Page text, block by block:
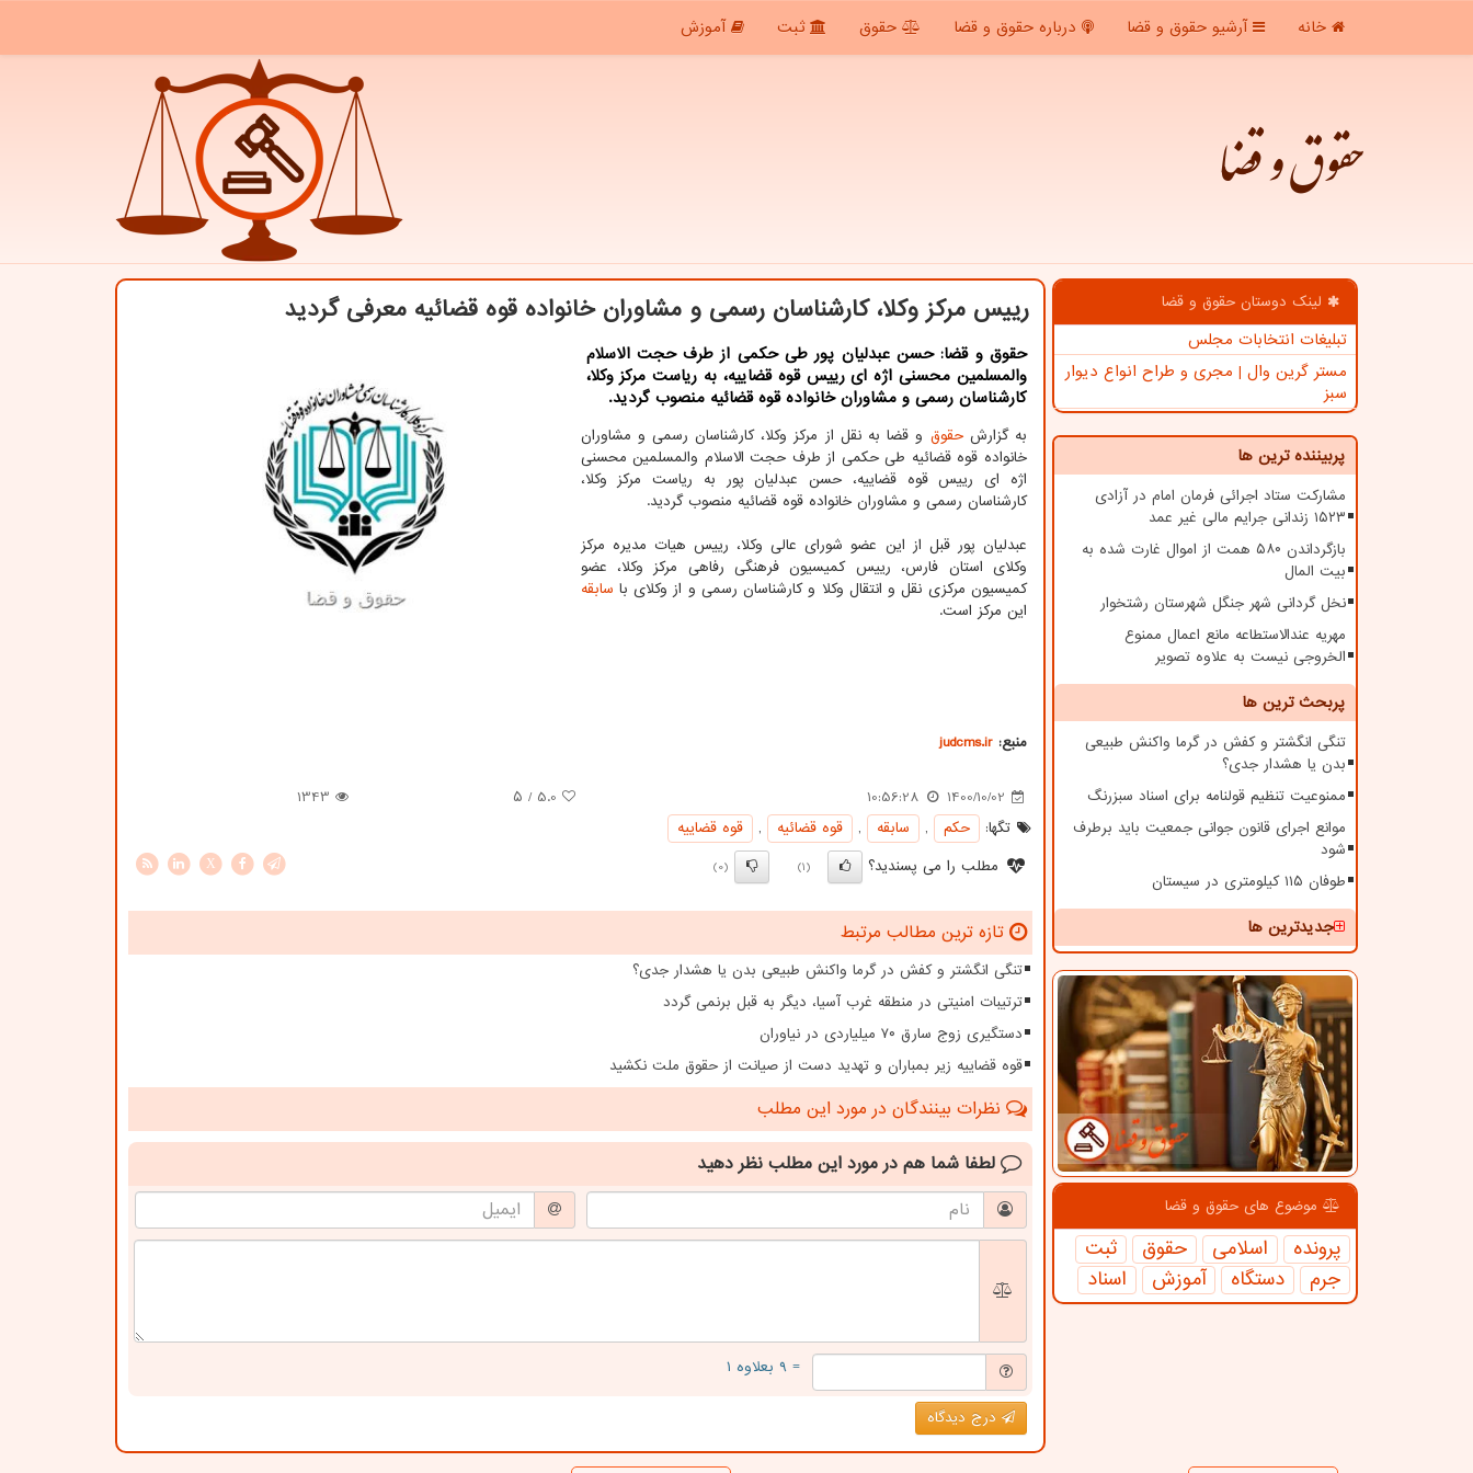
خانه آرشیو حقوق و قضا درباره حقوق و قضا حقوق ثبت آموزش
حقوق و قضا
لینک دوستان حقوق و قضا
تبلیغات انتخابات مجلس
مستر گرین وال | مجری و طراح انواع دیوار
سبز
پربیننده ترین ها
مشارکت ستاد اجرائی فرمان امام در آزادی
۱۵۲۳ زندانی جرایم مالی غیر عمد
بازگرداندن ۵۸۰ همت از اموال غارت شده به
بیت المال
نخل گردانی شهر جنگل شهرستان رشتخوار
مهریه عندالاستطاعه مانع اعمال ممنوع
الخروجی نیست به علاوه تصویر
پربحث ترین ها
تنگی انگشتر و کفش در گرما واکنش طبیعی
بدن یا هشدار جدی؟
ممنوعیت تنظیم قولنامه برای اسناد سبزرنگ
موانع اجرای قانون جوانی جمعیت باید برطرف
شود
طوفان ۱۱۵ کیلومتری در سیستان
جدیدترین ها
موضوع های حقوق و قضا
پرونده اسلامی حقوق
ثبت
جرم
دستگاه آموزش اسناد
رییس مرکز وکلا، کارشناسان رسمی و مشاوران خانواده قوه قضائیه معرفی گردید
حقوق و قضا: حسن عبدلیان پور طی حکمی از طرف حجت الاسلام
والمسلمین محسنی اژه ای رییس قوه قضاییه، به ریاست مرکز وکلا،
کارشناسان رسمی و مشاوران خانواده قوه قضائیه منصوب گردید.
به گزارشحقوق و قضا به نقل از مرکز وکلا، کارشناسان رسمی و مشاوران
خانواده قوه قضائیه طی حکمی از طرف حجت الاسلام والمسلمین محسنی
اژه ای رییس قوه قضاییه، حسن عبدلیان پور به ریاست مرکز وکلا،
کارشناسان رسمی و مشاوران خانواده قوه قضائیه منصوب گردید.
عبدلیان پور قبل از این عضو شورای عالی وکلا، رییس هیات مدیره مرکز
وکلای استان فارس، رییس کمیسیون فرهنگی رفاهی مرکز وکلا، عضو
کمیسیون مرکزی نقل و انتقال وکلا و کارشناسان رسمی و از وکلای با سابقه
این مرکز است.
منبع: judcms.ir
1400/10/02
10:56:28
5.0 / ۵
1343
تگها:
حكم , سابقه , قوه قضائیه ,
قوه قضاییه
مطلب را می پسندید؟
(1)
(0)
X
تازه ترین مطالب مرتبط
تنگی انگشتر و کفش در گرما واکنش طبیعی بدن یا هشدار جدی؟
ترتیبات امنیتی در منطقه غرب آسیا، دیگر به قبل برنمی گردد
دستگیری زوج سارق ۷۰ میلیاردی در نیاوران
قوه قضاییه زیر بمباران و تهدید دست از صیانت از حقوق ملت نکشید
نظرات بینندگان در مورد این مطلب
لطفا شما هم در مورد این مطلب نظر دهید
= ۹ بعلاوه ۱
درج دیدگاه